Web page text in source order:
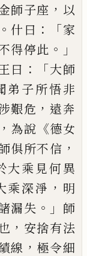
師子座 ， 以
。 什曰 ：「家
得停此 。」
曰 ：「大師
弟子所悟非
艱危 ，遠奔
， 為說 《德女
俱所不信 ，
大乘 見何異
乘深淨 ， 明
漏失 。」 師
， 安捨有法
線 ， 極令細